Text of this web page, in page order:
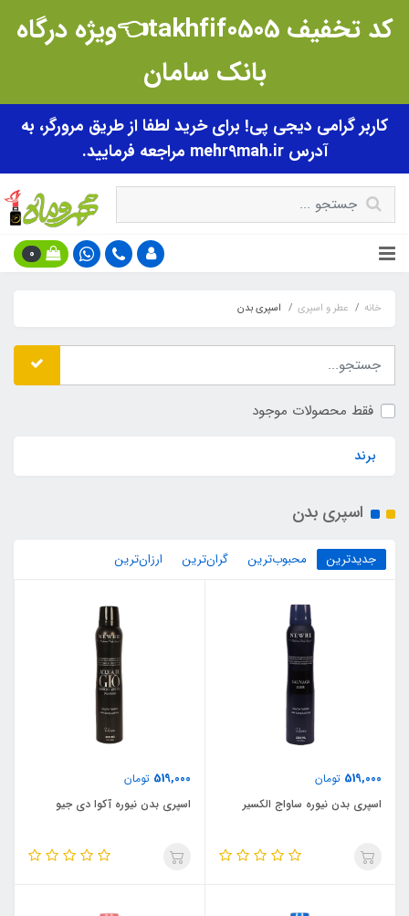
کد تخفیف takhfif0505👈ویژه درگاه
بانک سامان
کاربر گرامی دیجی پی! برای خرید لطفا از طریق مرورگر، به
آدرس mehr9mah.ir مراجعه فرمایید.
0
خانه عطر و اسپری اسپری بدن
فقط محصولات موجود
برند
اسپری بدن
جدیدترین محبوب‌ترین گران‌ترین ارزان‌ترین
519,000 تومان
اسپری بدن نیوره ساواج الکسیر
519,000 تومان
اسپری بدن نیوره آکوا دی جیو